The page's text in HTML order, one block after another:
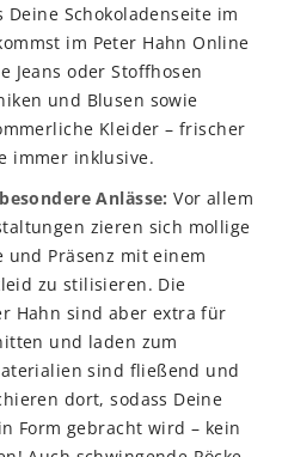
Deine Schokoladenseite im
im Peter Hahn Online
Jeans oder Stoffhosen
und Blusen sowie
Kleider – frischer
immer inklusive.
Anlässe: Vor allem
zieren sich mollige
und Präsenz mit einem
zu stilisieren. Die
Hahn sind aber extra für
und laden zum
sind fließend und
dort, sodass Deine
Form gebracht wird – kein